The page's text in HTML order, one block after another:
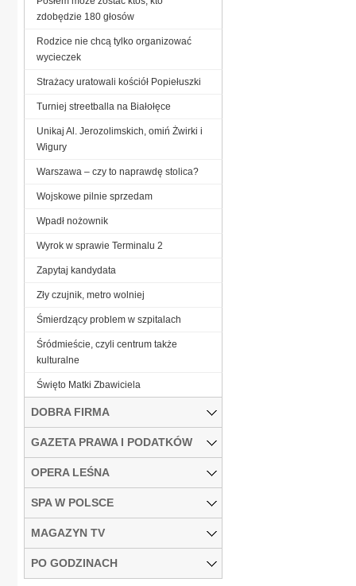
zdobędzie 180 głosów
Rodzice nie chcą tylko organizować
wycieczek
Strażacy uratowali kościół Popiełuszki
Turniej streetballa na Białołęce
Unikaj Al. Jerozolimskich, omiń Żwirki i
Wigury
Warszawa – czy to naprawdę stolica?
Wojskowe pilnie sprzedam
Wpadł nożownik
Wyrok w sprawie Terminalu 2
Zapytaj kandydata
Zły czujnik, metro wolniej
Śmierdzący problem w szpitalach
Śródmieście, czyli centrum także
kulturalne
Święto Matki Zbawiciela
DOBRA FIRMA
GAZETA PRAWA I PODATKÓW
OPERA LEŚNA
SPA W POLSCE
MAGAZYN TV
PO GODZINACH